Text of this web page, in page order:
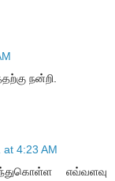
நன்றி.
at 4:23 AM
எவ்வளவு